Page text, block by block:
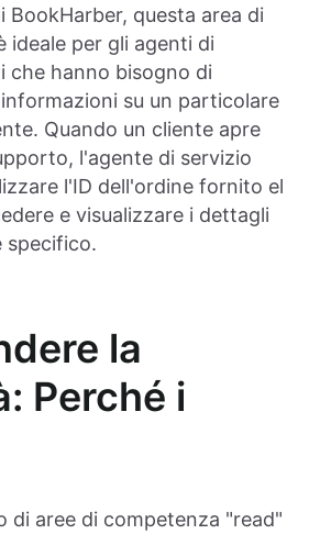
BookHarber, questa area di
ideale per gli agenti di
che hanno bisogno di
su un particolare
Quando un cliente apre
l'agente di servizio
l'ID dell'ordine fornito el
e visualizzare i dettagli
specifico.
la
Perché i
di aree di competenza "read"